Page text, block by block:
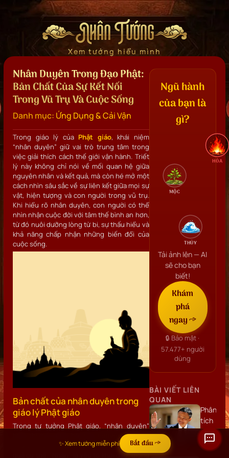
Nhân Tướng
Xem tướng hiểu mình
Nhân Duyên Trong Đạo Phật:
Bản Chất Của Sự Kết Nối
Trong Vũ Trụ Và Cuộc Sống
Danh mục: Ứng Dụng & Cải Vận
Trong giáo lý của Phật giáo, khái niệm
“nhân duyên” giữ vai trò trung tâm trong
việc giải thích cách thế giới vận hành. Triết
lý này không chỉ nói về mối quan hệ giữa
nguyên nhân và kết quả, mà còn hé mở một
cách nhìn sâu sắc về sự liên kết giữa mọi sự
vật, hiện tượng và con người trong vũ trụ.
Khi hiểu rõ nhân duyên, con người có thể
nhìn nhận cuộc đời với tâm thế bình an hơn,
từ đó nuôi dưỡng lòng từ bi, sự thấu hiểu và
khả năng chấp nhận những biến đổi của
cuộc sống.
Bản chất của nhân duyên trong
giáo lý Phật giáo
Trong tư tưởng Phật giáo, “nhân duyên”
nguyên nhânvà
những điều kiện hỗ trợtạo nên một kết
quả cụ thể. “Nhân” là yếu tố khởi đầu, giống
Ngũ hành
của bạn là
gì?
HỎA
THỦY
MỘC
Tải ảnh lên — AI
sẽ cho bạn
biết!
Khám
phá
ngay →
🔒 Bảo mật ·
57.477+ người
dùng
BÀI VIẾT LIÊN
QUAN
Phân
tích
khuôn
mặt
Jack
✨ Xem tướng miễn phí Bắt đầu →